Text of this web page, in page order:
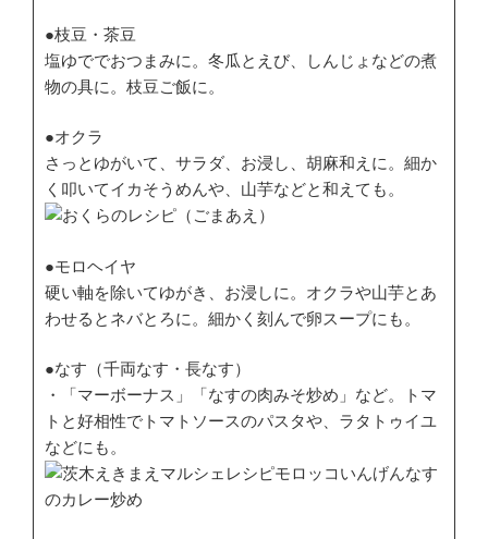
●枝豆・茶豆
塩ゆででおつまみに。冬瓜とえび、しんじょなどの煮
物の具に。枝豆ご飯に。
●オクラ
さっとゆがいて、サラダ、お浸し、胡麻和えに。細か
く叩いてイカそうめんや、山芋などと和えても。
●モロヘイヤ
硬い軸を除いてゆがき、お浸しに。オクラや山芋とあ
わせるとネバとろに。細かく刻んで卵スープにも。
●なす（千両なす・長なす）
・「マーボーナス」「なすの肉みそ炒め」など。トマ
トと好相性でトマトソースのパスタや、ラタトゥイユ
などにも。